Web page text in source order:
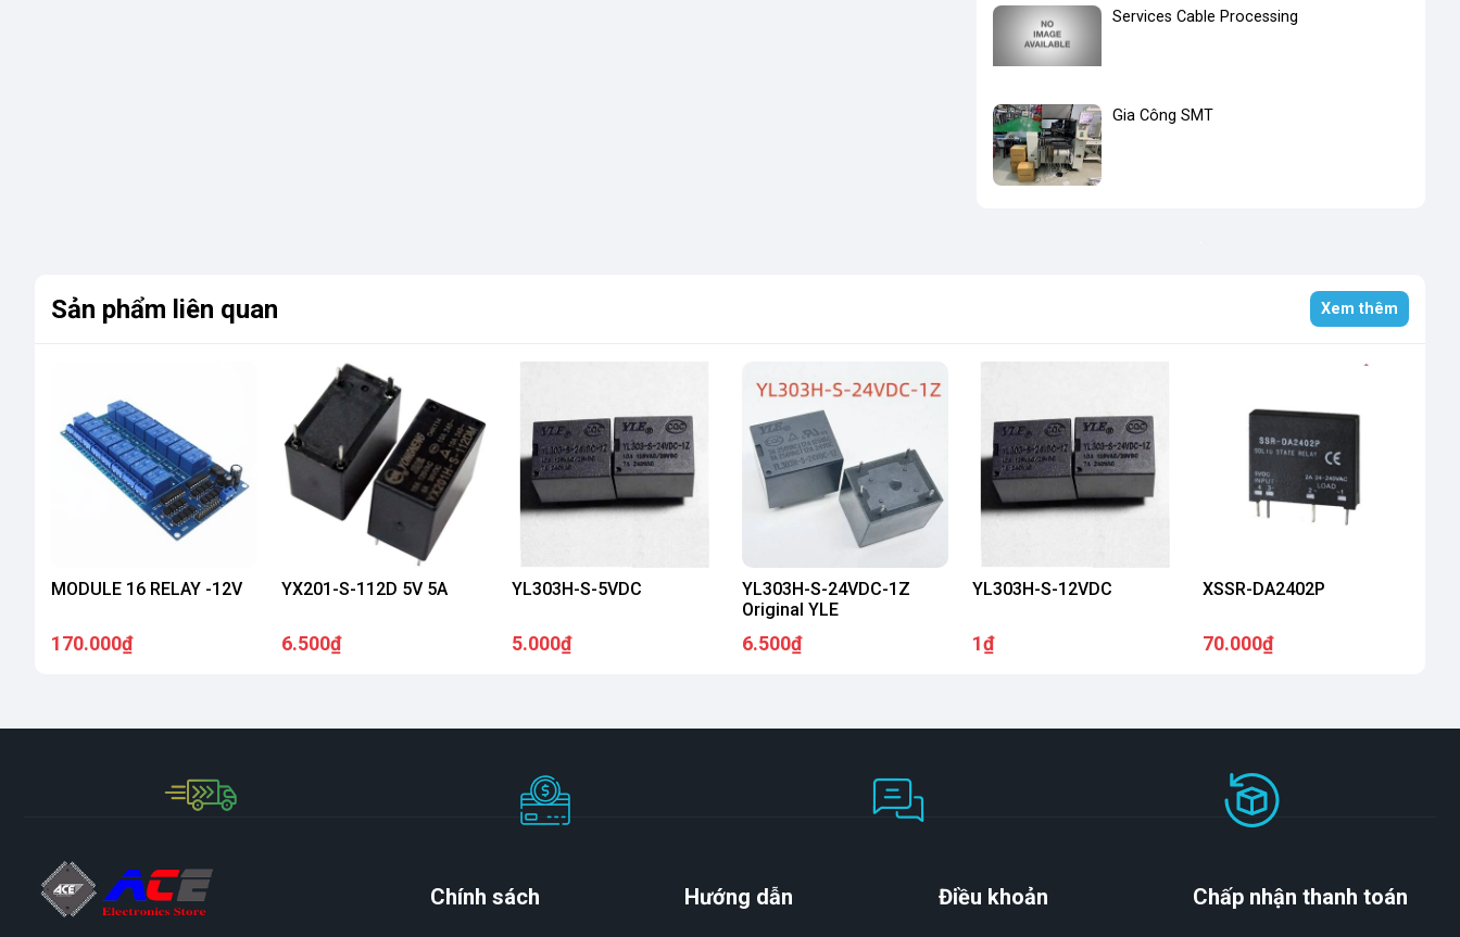
Services Cable Processing
Gia Công SMT
Sản phẩm liên quan Xem thêm
MODULE 16 RELAY -12V
170.000₫
YX201-S-112D 5V 5A
6.500₫
YL303H-S-5VDC
5.000₫
YL303H-S-24VDC-1Z
Original YLE
6.500₫
YL303H-S-12VDC
1₫
XSSR-DA2402P
70.000₫
Chính sách Hướng dẫn Điều khoản Chấp nhận thanh toán